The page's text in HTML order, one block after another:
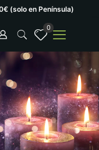
(solo en Península)
0